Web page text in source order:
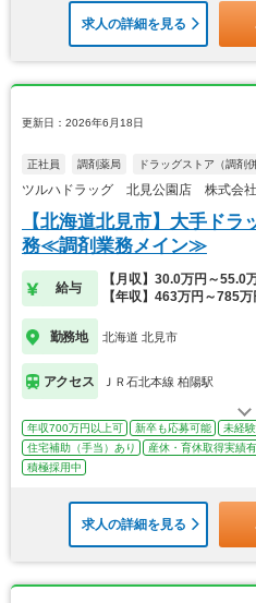
求人の詳細を見る
更新日：2026年6月18日
正社員 調剤薬局 ドラッグストア（調剤併
ツルハドラッグ 北見公園店 株式会社
【北海道北見市】大手ド
務≪調剤業務メイン≫
給与
【月収】30.0万円～55.0
【年収】463万円～785
勤務地 北海道 北見市
アクセス ＪＲ石北本線 柏陽駅
年収700万円以上可 新卒も応募可能 未経
住宅補助（手当）あり
産休・育休取得実績
積極採用中
求人の詳細を見る